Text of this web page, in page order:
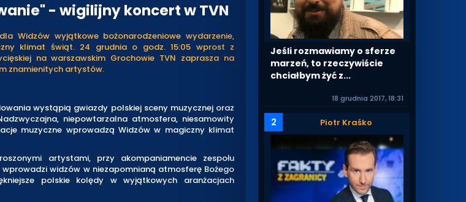
- wigilijny koncert w TVN
Widzów wyjątkowe bożonarodzeniowe wydarzenie,
klimat świąt. 24 grudnia o godz. 15:05 wprost z
na warszawskim Grochowie TVN zaprasza na
znamienitych artystów.
wystąpią gwiazdy polskiej sceny muzycznej oraz
niepowtarzalna atmosfera, niesamowity
muzyczne wprowadzą Widzów w magiczny klimat
artystami, przy akompaniamencie zespołu
widzów w niezapomnianą atmosferę Bożego
polskie kolędy w wyjątkowych aranżacjach
Jeśli rozmawiamy o sferze
marzeń, to rzeczywiście
chciałbym żyć z...
18 grudnia 2017, 18:31
2 Piotr Kraśko